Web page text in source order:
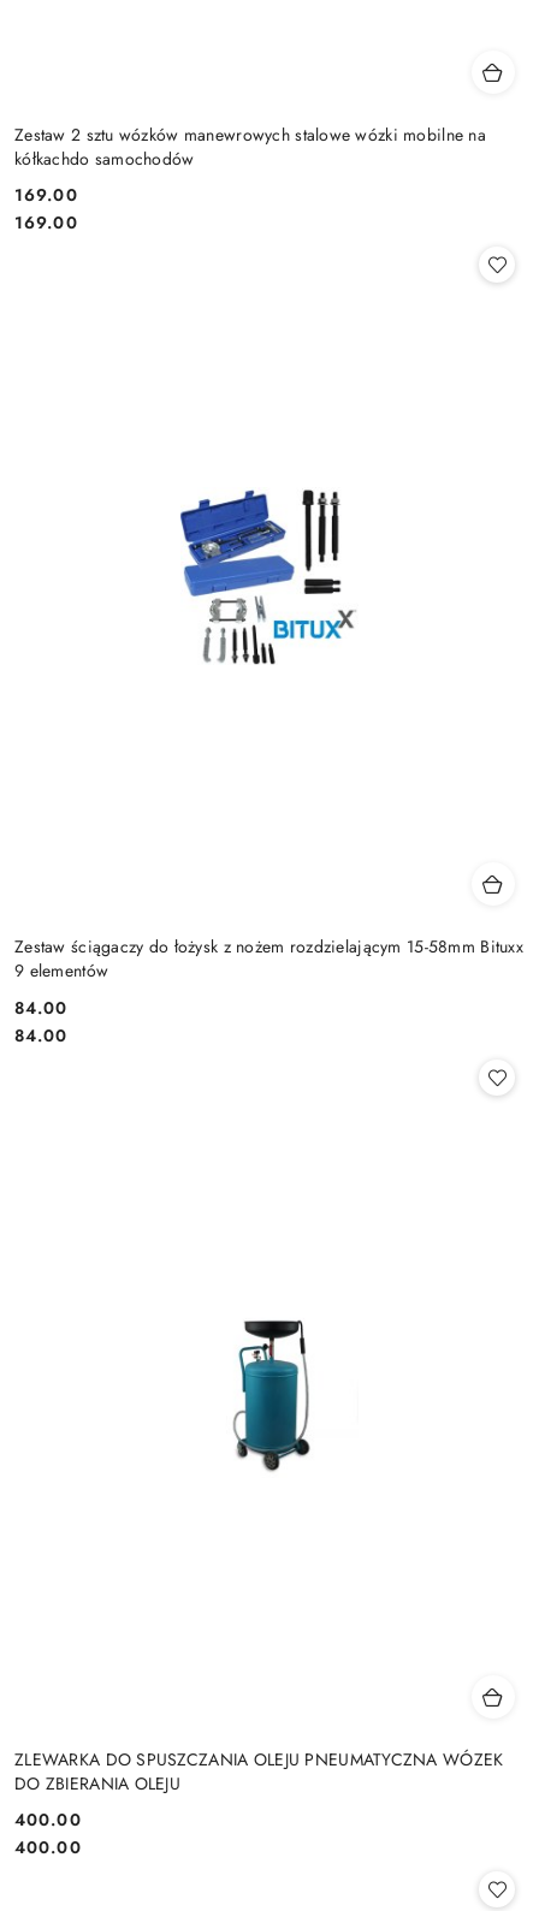
Zestaw 2 sztu wózków manewrowych stalowe wózki mobilne na
kółkachdo samochodów
Cena:
169.00
Cena:
169.00
Zestaw ściągaczy do łożysk z nożem rozdzielającym 15-58mm Bituxx
9 elementów
Cena:
84.00
Cena:
84.00
ZLEWARKA DO SPUSZCZANIA OLEJU PNEUMATYCZNA WÓZEK
DO ZBIERANIA OLEJU
Cena:
400.00
Cena:
400.00